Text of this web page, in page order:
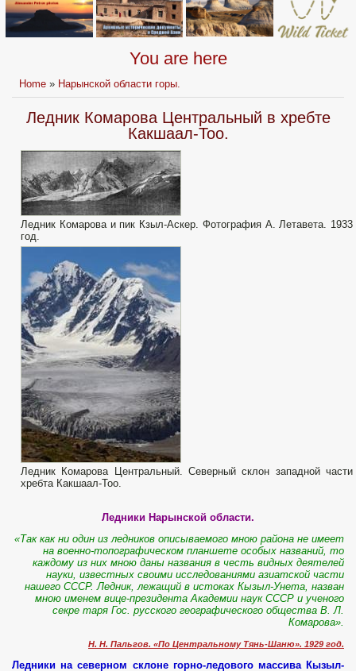
You are here
Home » Нарынской области горы.
Ледник Комарова Центральный в хребте
Какшаал-Тоо.
Ледник Комарова и пик Кзыл-Аскер. Фотография А. Летавета. 1933
год.
Ледник Комарова Центральный. Северный склон западной части
хребта Какшаал-Тоо.
Ледники Нарынской области.
«Так как ни один из ледников описываемого мною района не имеет
на военно-топографическом планшете особых названий, то
каждому из них мною даны названия в честь видных деятелей
науки, известных своими исследованиями азиатской части
нашего СССР. Ледник, лежащий в истоках Кызыл-Унета, назван
мною именем вице-президента Академии наук СССР и ученого
секре­ таря Гос. русского географического общества В. Л.
Комарова».
Н. Н. Пальгов. «По Центральному Тянь-Шаню». 1929 год.
Ледники на северном склоне горно-ледового массива Кызыл-